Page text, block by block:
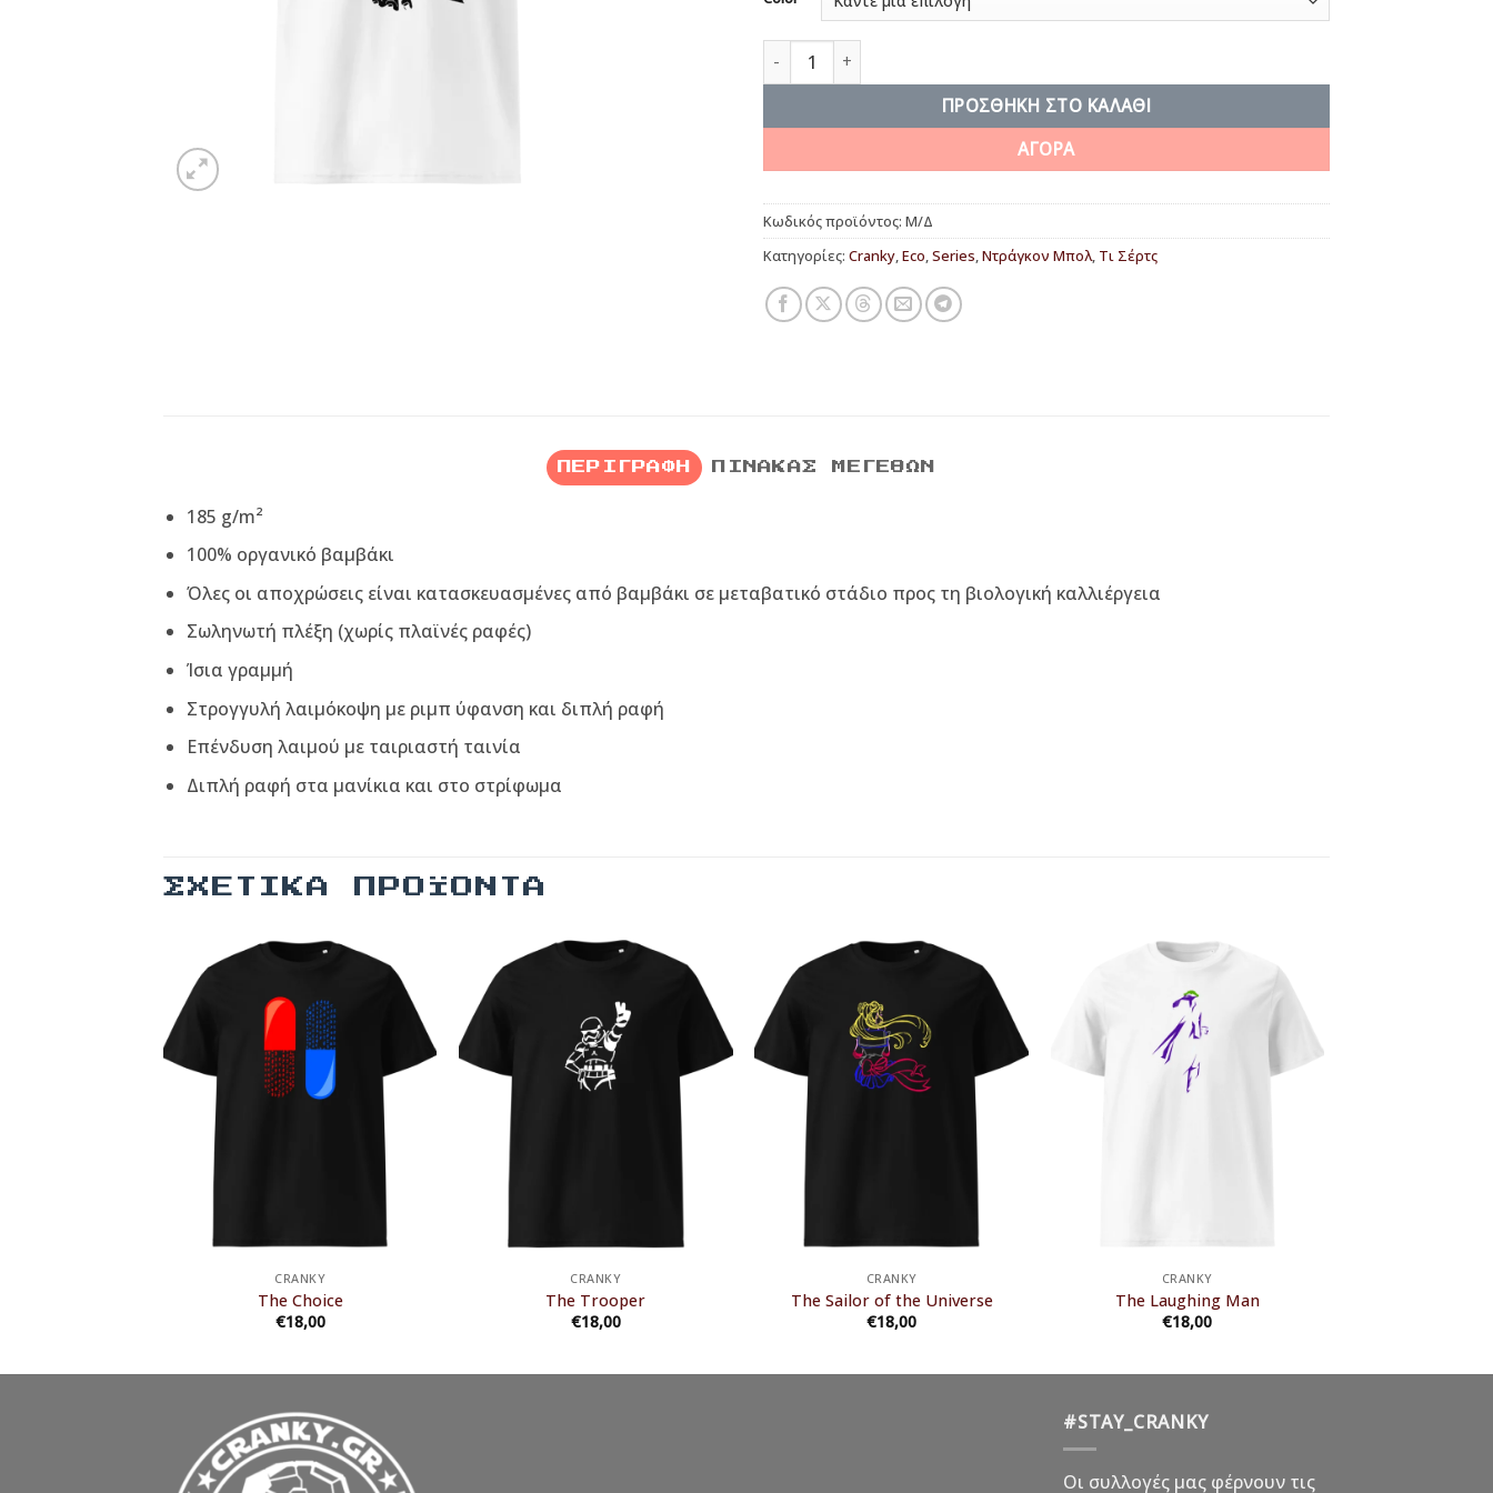
KA-ME-HA-ME-HAAA !! ποσότητα
ΠΡΟΣΘΉΚΗ ΣΤΟ ΚΑΛΆΘΙ
ΑΓΟΡΑ
Κωδικός προϊόντος: Μ/Δ
Κατηγορίες: Cranky,Eco,Series,Ντράγκον Μπολ, Τι Σέρτς
ΠΕΡΙΓΡΑΦΉ ΠΊΝΑΚΑΣ ΜΕΓΕΘΏΝ
185 g/m²
100% οργανικό βαμβάκι
Όλες οι αποχρώσεις είναι κατασκευασμένες από βαμβάκι σε μεταβατικό στάδιο προς τη βιολογική καλλιέργεια
Σωληνωτή πλέξη (χωρίς πλαϊνές ραφές)
Ίσια γραμμή
Στρογγυλή λαιμόκοψη με ριμπ ύφανση και διπλή ραφή
Επένδυση λαιμού με ταιριαστή ταινία
Διπλή ραφή στα μανίκια και στο στρίφωμα
ΣΧΕΤΙΚΆ ΠΡΟΪΌΝΤΑ
CRANKY
The Choice
€18,00
CRANKY
The Trooper
€18,00
CRANKY
The Sailor of the Universe
€18,00
CRANKY
The Laughing Man
€18,00
#STAY_CRANKY
Οι συλλογές μας φέρνουν τις